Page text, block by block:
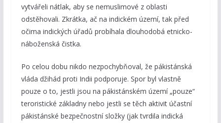
vytvářeli nátlak, aby se nemuslimové z oblasti
odstěhovali. Zkrátka, ač na indickém území, tak před
očima indických úřadů probíhala dlouhodobá etnicko-
náboženská čistka.
Po celou dobu nikdo nezpochybňoval, že pákistánská
vláda džihád proti Indii podporuje. Spor byl vlastně
pouze o to, jestli jsou na pákistánském území „pouze“
teroristické základny nebo jestli se těch aktivit účastní
pákistánské bezpečnostní složky (jak tvrdila indická